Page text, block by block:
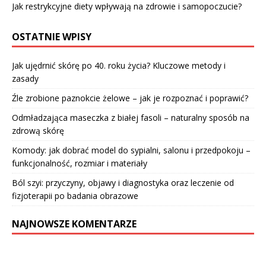
Jak restrykcyjne diety wpływają na zdrowie i samopoczucie?
OSTATNIE WPISY
Jak ujędrnić skórę po 40. roku życia? Kluczowe metody i
zasady
Źle zrobione paznokcie żelowe – jak je rozpoznać i poprawić?
Odmładzająca maseczka z białej fasoli – naturalny sposób na
zdrową skórę
Komody: jak dobrać model do sypialni, salonu i przedpokoju –
funkcjonalność, rozmiar i materiały
Ból szyi: przyczyny, objawy i diagnostyka oraz leczenie od
fizjoterapii po badania obrazowe
NAJNOWSZE KOMENTARZE